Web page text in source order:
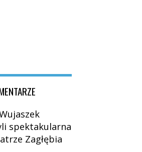
spektakularna
Zagłębia